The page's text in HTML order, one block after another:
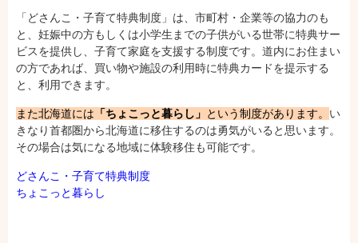
「どさんこ・子育て特典制度」は、市町村・企業等の協力のも
と、妊娠中の方もしくは小学生までの子供がいる世帯に特典サー
ビスを提供し、子育て家庭を支援する制度です。道内にお住まい
の方であれば、買い物や施設の利用時に特典カードを提示する
と、利用できます。
また北海道には 「ちょこっと暮らし」 という制度があります。 い
きなり首都圏から北海道に移住するのは勇気がいると思います。
その場合は気になる地域に体験移住も可能です。
どさんこ・子育て特典制度
ちょこっと暮らし